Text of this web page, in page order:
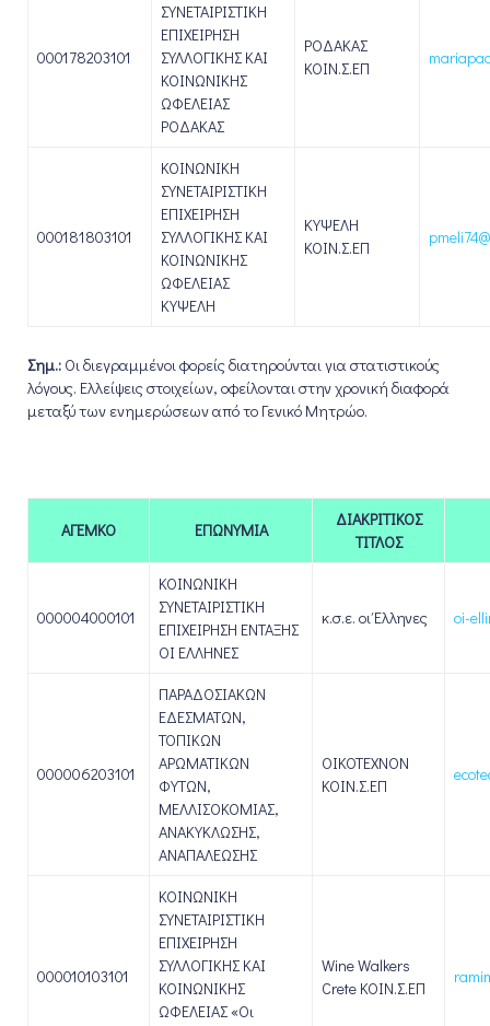
000178203101
ΣΥΝΕΤΑΙΡΙΣΤΙΚΗ
ΕΠΙΧΕΙΡΗΣΗ
ΣΥΛΛΟΓΙΚΗΣ ΚΑΙ
ΚΟΙΝΩΝΙΚΗΣ
ΩΦΕΛΕΙΑΣ
ΡΟΔΑΚΑΣ
ΡΟΔΑΚΑΣ
ΚΟΙΝ.Σ.ΕΠ
000181803101
ΚΟΙΝΩΝΙΚΗ
ΣΥΝΕΤΑΙΡΙΣΤΙΚΗ
ΕΠΙΧΕΙΡΗΣΗ
ΣΥΛΛΟΓΙΚΗΣ ΚΑΙ
ΚΟΙΝΩΝΙΚΗΣ
ΩΦΕΛΕΙΑΣ
ΚΥΨΕΛΗ
ΚΥΨΕΛΗ
ΚΟΙΝ.Σ.ΕΠ
Σημ.: Οι διεγραμμένοι φορείς διατηρούνται για στατιστικούς
λόγους. Ελλείψεις στοιχείων, οφείλονται στην χρονική διαφορά
μεταξύ των ενημερώσεων από το Γενικό Μητρώο.
ΑΓΕΜΚΟ ΕΠΩΝΥΜΙΑ
ΔΙΑΚΡΙΤΙΚΟΣ
ΤΙΤΛΟΣ
000004000101
ΚΟΙΝΩΝΙΚΗ
ΣΥΝΕΤΑΙΡΙΣΤΙΚΗ
ΕΠΙΧΕΙΡΗΣΗ ΕΝΤΑΞΗΣ
ΟΙ ΕΛΛΗΝΕΣ
κ.σ.ε. οι Έλληνες oi-
000006203101
ΠΑΡΑΔΟΣΙΑΚΩΝ
ΕΔΕΣΜΑΤΩΝ,
ΤΟΠΙΚΩΝ
ΑΡΩΜΑΤΙΚΩΝ
ΦΥΤΩΝ,
ΜΕΛΛΙΣΟΚΟΜΙΑΣ,
ΑΝΑΚΥΚΛΩΣΗΣ,
ΑΝΑΠΑΛΕΩΣΗΣ
ΟΙΚΟΤΕΧΝΟΝ
ΚΟΙΝ.Σ.ΕΠ
000010103101
ΚΟΙΝΩΝΙΚΗ
ΣΥΝΕΤΑΙΡΙΣΤΙΚΗ
ΕΠΙΧΕΙΡΗΣΗ
ΣΥΛΛΟΓΙΚΗΣ ΚΑΙ
ΚΟΙΝΩΝΙΚΗΣ
ΩΦΕΛΕΙΑΣ «Οι
Wine Walkers
Crete ΚΟΙΝ.Σ.ΕΠ